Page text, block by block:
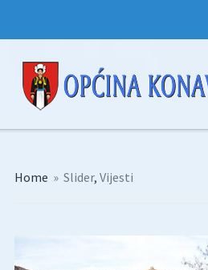
Home » Slider, Vijesti